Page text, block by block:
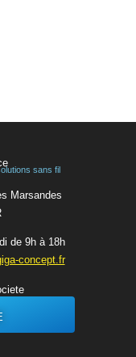
sans fil
Marsandes
de 9h à 18h
concept.fr